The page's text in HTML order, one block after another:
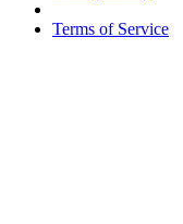
Terms of Service